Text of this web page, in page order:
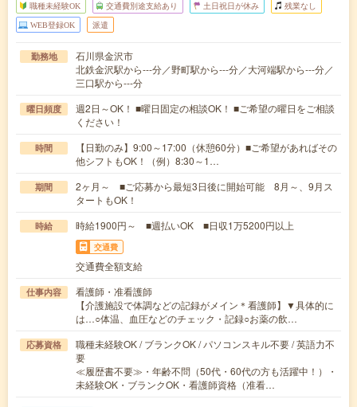
職種未経験OK 交通費別途支給あり 土日祝日が休み 残業なし
WEB登録OK 派遣
勤務地
石川県金沢市
北鉄金沢駅から---分／野町駅から---分／大河端駅から---分／
三口駅から---分
曜日頻度
週2日～OK！ ■曜日固定の相談OK！ ■ご希望の曜日をご相談
ください！
時間
【日勤のみ】9:00～17:00（休憩60分）■ご希望があればその
他シフトもOK！（例）8:30～1…
期間
2ヶ月～ ■ご応募から最短3日後に開始可能 8月～、9月ス
タートもOK！
時給 時給1900円～ ■週払いOK ■日収1万5200円以上
交通費
交通費全額支給
仕事内容
看護師・准看護師
【介護施設で体調などの記録がメイン＊看護師】▼具体的に
は…○体温、血圧などのチェック・記録○お薬の飲…
応募資格
職種未経験OK / ブランクOK / パソコンスキル不要 / 英語力不
要
≪履歴書不要≫・年齢不問（50代・60代の方も活躍中！）・
未経験OK・ブランクOK・看護師資格（准看…